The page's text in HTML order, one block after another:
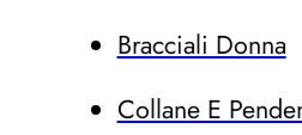
Bracciali Donna
Collane E